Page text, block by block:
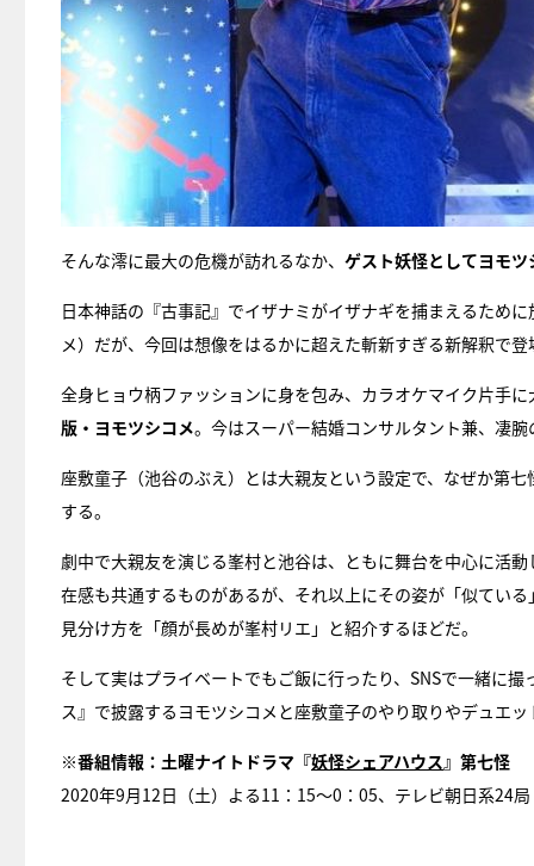
そんな澪に最大の危機が訪れるなか、 ゲスト妖怪としてヨモ
日本神話の『古事記』でイザナミがイザナギを捕まえるため
メ）だが、今回は想像をはるかに超えた斬新すぎる新解釈で登
全身ヒョウ柄ファッションに身を包み、カラオケマイク片手
版・ヨモツシコメ。今はスーパー結婚コンサルタント兼、凄
座敷童子（池谷のぶえ）とは大親友という設定で、なぜか第
する。
劇中で大親友を演じる峯村と池谷は、ともに舞台を中心に活
在感も共通するものがあるが、それ以上にその姿が「似てい
見分け方を「顔が長めが峯村リエ」と紹介するほどだ。
そして実はプライベートでもご飯に行ったり、SNSで一緒に
ス』で披露するヨモツシコメと座敷童子のやり取りやデュエ
※番組情報：土曜ナイトドラマ『妖怪シェアハウス』第七怪
2020年9月12日（土）よる11：15～0：05、テレビ朝日系24局